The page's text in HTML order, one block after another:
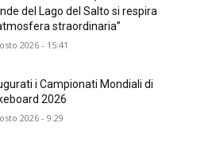
del Lago del Salto si respira
straordinaria”
2026 - 15:41
i Campionati Mondiali di
2026
2026 - 9:29